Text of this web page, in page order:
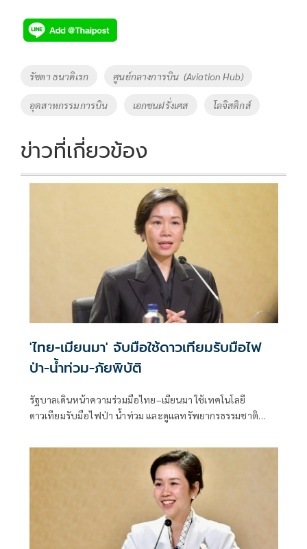
Tags
รัชดา ธนาดิเรก ศูนย์กลางการบิน (Aviation Hub)
อุตสาหกรรมการบิน เอกชนฝรั่งเศส โลจิสติกส์
ข่าวที่เกี่ยวข้อง
'ไทย-เมียนมา' จับมือใช้ดาวเทียมรับมือไฟ
ป่า-น้ำท่วม-ภัยพิบัติ
รัฐบาลเดินหน้าความร่วมมือไทย–เมียนมา ใช้เทคโนโลยี
ดาวเทียมรับมือไฟป่า น้ำท่วม และดูแลทรัพยากรธรรมชาติ